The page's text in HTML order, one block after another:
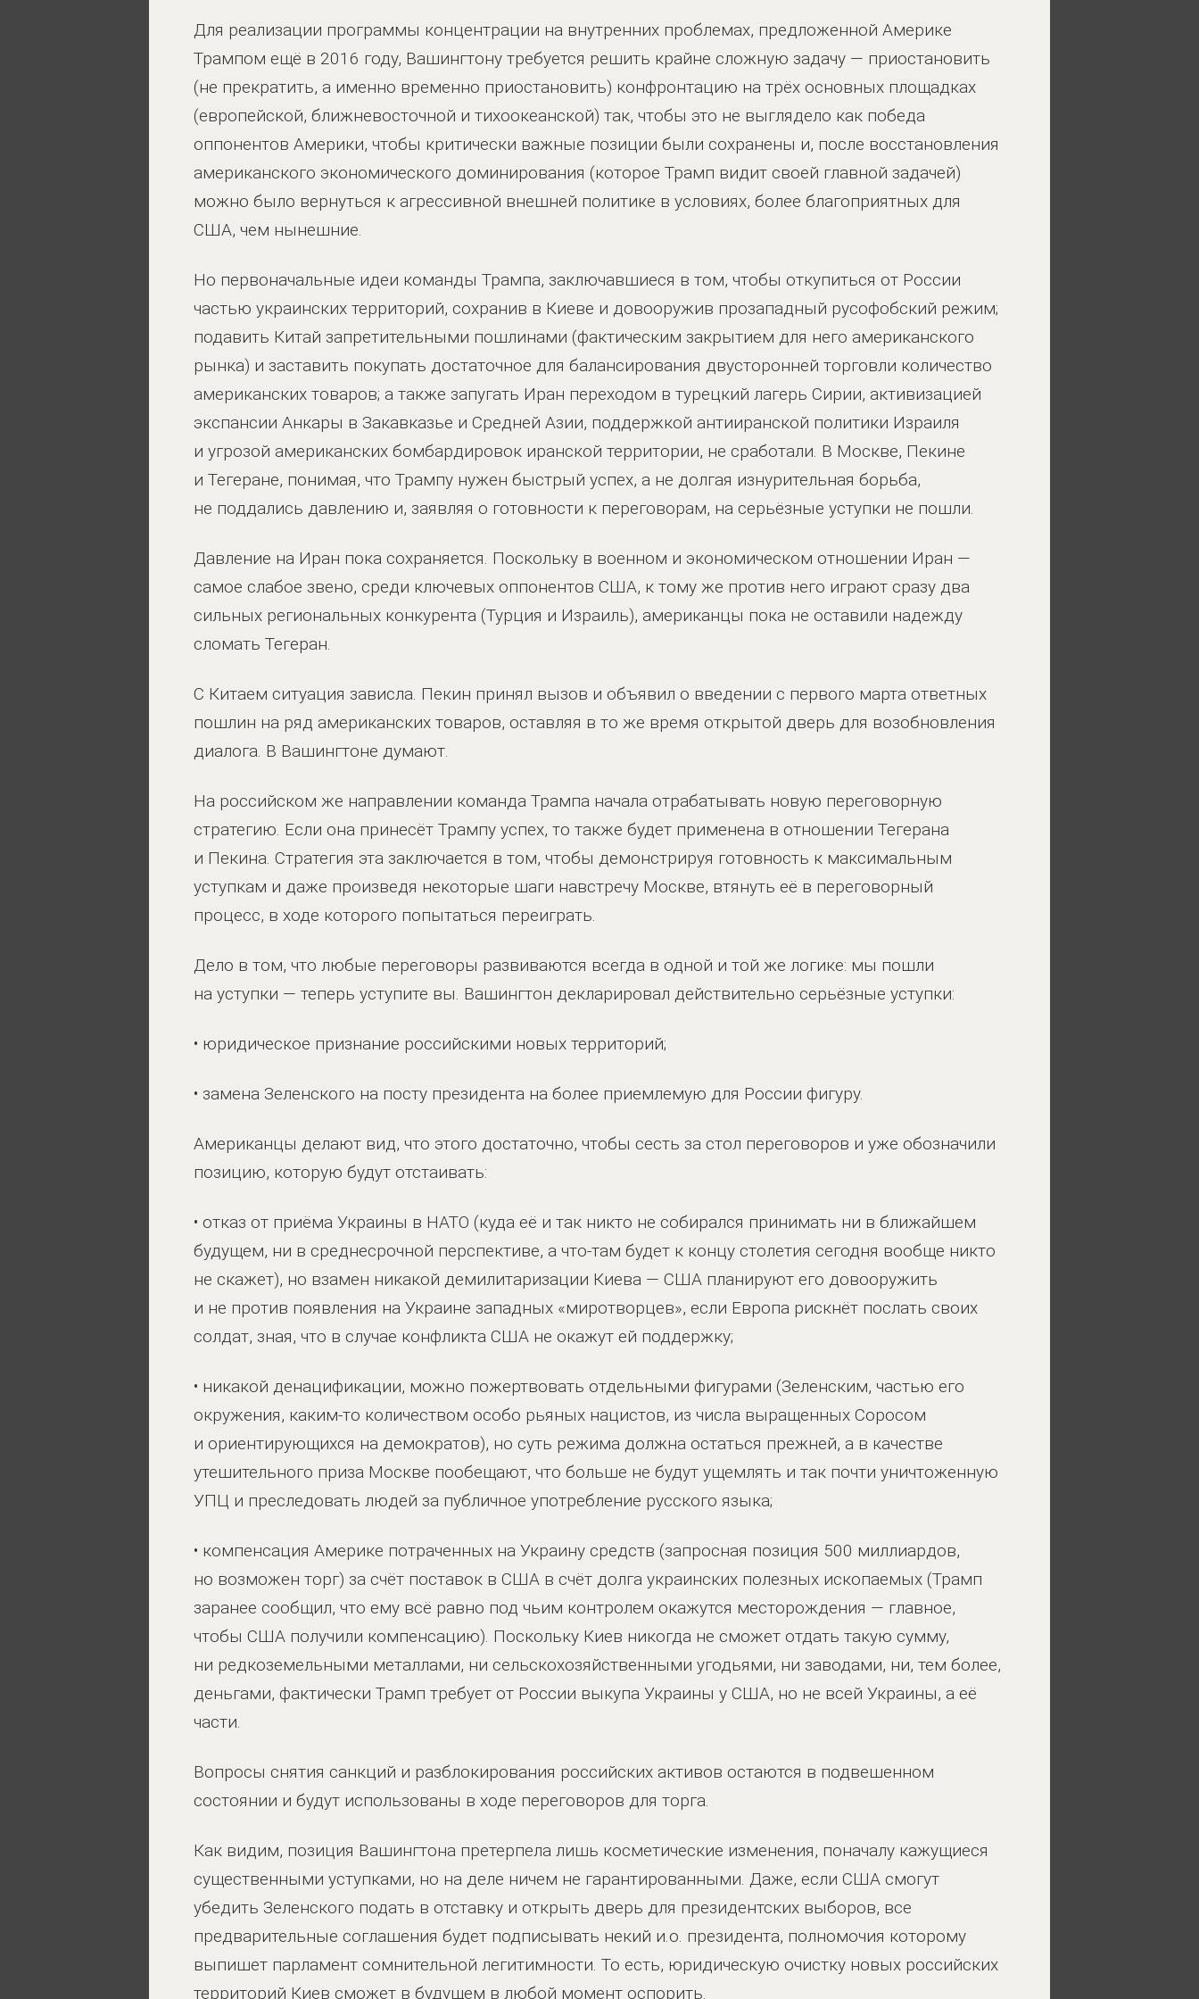
Для реализации программы концентрации на внутренних проблемах, предложенной Америке
Трампом ещё в 2016 году, Вашингтону требуется решить крайне сложную задачу — приостановить
(не прекратить, а именно временно приостановить) конфронтацию на трёх основных площадках
(европейской, ближневосточной и тихоокеанской) так, чтобы это не выглядело как победа
оппонентов Америки, чтобы критически важные позиции были сохранены и, после восстановления
американского экономического доминирования (которое Трамп видит своей главной задачей)
можно было вернуться к агрессивной внешней политике в условиях, более благоприятных для
США, чем нынешние.
Но первоначальные идеи команды Трампа, заключавшиеся в том, чтобы откупиться от России
частью украинских территорий, сохранив в Киеве и довооружив прозападный русофобский режим;
подавить Китай запретительными пошлинами (фактическим закрытием для него американского
рынка) и заставить покупать достаточное для балансирования двусторонней торговли количество
американских товаров; а также запугать Иран переходом в турецкий лагерь Сирии, активизацией
экспансии Анкары в Закавказье и Средней Азии, поддержкой антииранской политики Израиля
и угрозой американских бомбардировок иранской территории, не сработали. В Москве, Пекине
и Тегеране, понимая, что Трампу нужен быстрый успех, а не долгая изнурительная борьба,
не поддались давлению и, заявляя о готовности к переговорам, на серьёзные уступки не пошли.
Давление на Иран пока сохраняется. Поскольку в военном и экономическом отношении Иран —
самое слабое звено, среди ключевых оппонентов США, к тому же против него играют сразу два
сильных региональных конкурента (Турция и Израиль), американцы пока не оставили надежду
сломать Тегеран.
С Китаем ситуация зависла. Пекин принял вызов и объявил о введении с первого марта ответных
пошлин на ряд американских товаров, оставляя в то же время открытой дверь для возобновления
диалога. В Вашингтоне думают.
На российском же направлении команда Трампа начала отрабатывать новую переговорную
стратегию. Если она принесёт Трампу успех, то также будет применена в отношении Тегерана
и Пекина. Стратегия эта заключается в том, чтобы демонстрируя готовность к максимальным
уступкам и даже произведя некоторые шаги навстречу Москве, втянуть её в переговорный
процесс, в ходе которого попытаться переиграть.
Дело в том, что любые переговоры развиваются всегда в одной и той же логике: мы пошли
на уступки — теперь уступите вы. Вашингтон декларировал действительно серьёзные уступки:
• юридическое признание российскими новых территорий;
• замена Зеленского на посту президента на более приемлемую для России фигуру.
Американцы делают вид, что этого достаточно, чтобы сесть за стол переговоров и уже обозначили
позицию, которую будут отстаивать:
• отказ от приёма Украины в НАТО (куда её и так никто не собирался принимать ни в ближайшем
будущем, ни в среднесрочной перспективе, а что-там будет к концу столетия сегодня вообще никто
не скажет), но взамен никакой демилитаризации Киева — США планируют его довооружить
и не против появления на Украине западных «миротворцев», если Европа рискнёт послать своих
солдат, зная, что в случае конфликта США не окажут ей поддержку;
• никакой денацификации, можно пожертвовать отдельными фигурами (Зеленским, частью его
окружения, каким-то количеством особо рьяных нацистов, из числа выращенных Соросом
и ориентирующихся на демократов), но суть режима должна остаться прежней, а в качестве
утешительного приза Москве пообещают, что больше не будут ущемлять и так почти уничтоженную
УПЦ и преследовать людей за публичное употребление русского языка;
• компенсация Америке потраченных на Украину средств (запросная позиция 500 миллиардов,
но возможен торг) за счёт поставок в США в счёт долга украинских полезных ископаемых (Трамп
заранее сообщил, что ему всё равно под чьим контролем окажутся месторождения — главное,
чтобы США получили компенсацию). Поскольку Киев никогда не сможет отдать такую сумму,
ни редкоземельными металлами, ни сельскохозяйственными угодьями, ни заводами, ни, тем более,
деньгами, фактически Трамп требует от России выкупа Украины у США, но не всей Украины, а её
части.
Вопросы снятия санкций и разблокирования российских активов остаются в подвешенном
состоянии и будут использованы в ходе переговоров для торга.
Как видим, позиция Вашингтона претерпела лишь косметические изменения, поначалу кажущиеся
существенными уступками, но на деле ничем не гарантированными. Даже, если США смогут
убедить Зеленского подать в отставку и открыть дверь для президентских выборов, все
предварительные соглашения будет подписывать некий и.о. президента, полномочия которому
выпишет парламент сомнительной легитимности. То есть, юридическую очистку новых российских
территорий Киев сможет в будущем в любой момент оспорить.